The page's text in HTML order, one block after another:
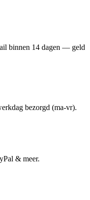
binnen 14 dagen — geld
bezorgd (ma-vr).
& meer.